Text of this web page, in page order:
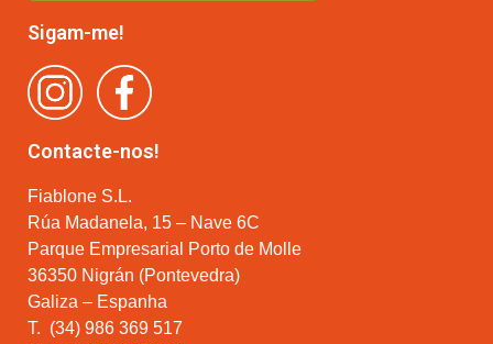
Sigam-me!
Contacte-nos!
Fiablone S.L.
Rúa Madanela, 15 – Nave 6C
Parque Empresarial Porto de Molle
36350 Nigrán (Pontevedra)
Galiza – Espanha
T. (34) 986 369 517